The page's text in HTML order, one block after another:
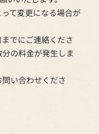
て変更になる場合が
でにご連絡くださ
の料金が発生しま
い合わせくださ